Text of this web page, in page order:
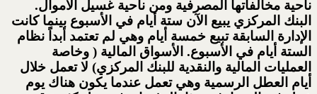
ناحية مخالفاتها المصرفية ومن ناحية غسيل الأموال.
البنك المركزي يبيع الآن ستة أيام في الأسبوع بينما كانت
الإدارة السابقة تبيع خمسة أيام وهي لم تعتمد أبداً نظام
الستة أيام في الأسبوع. الأسواق المالية ( وخاصة
العمليات المالية والنقدية للبنك المركزي) لا تعمل خلال
أيام العطل الرسمية وهي تعمل عندما يكون هناك يوم